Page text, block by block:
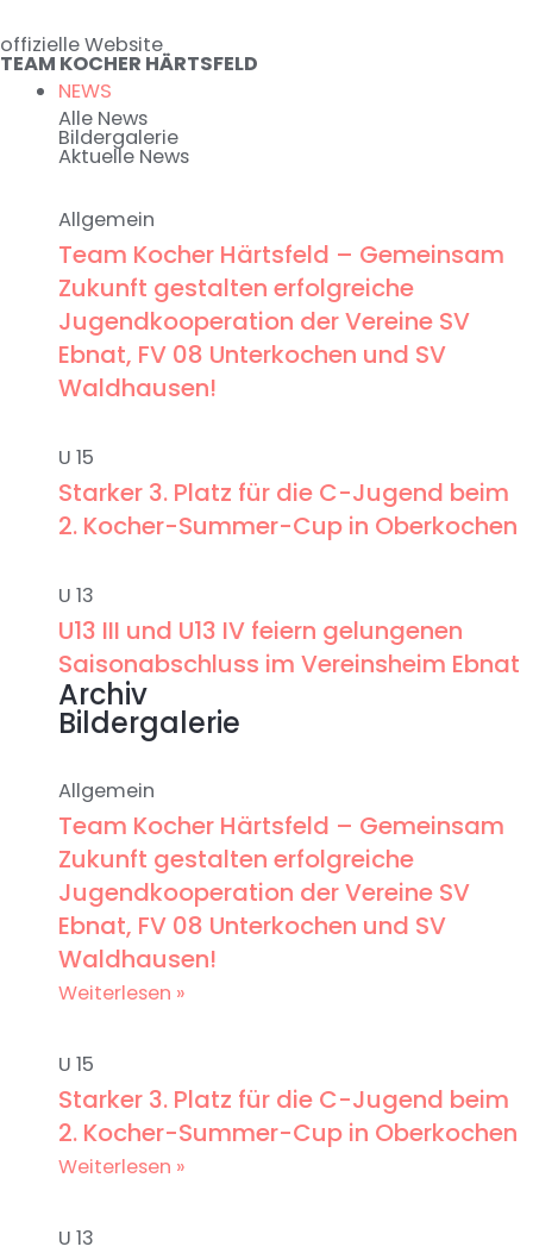
Inhalt
springen
offizielle Website
TEAM KOCHER HÄRTSFELD
NEWS
Alle News
Bildergalerie
Aktuelle News
Allgemein
Team Kocher Härtsfeld – Gemeinsam
Zukunft gestalten erfolgreiche
Jugendkooperation der Vereine SV
Ebnat, FV 08 Unterkochen und SV
Waldhausen!
U 15
Starker 3. Platz für die C-Jugend beim
2. Kocher-Summer-Cup in Oberkochen
U 13
U13 III und U13 IV feiern gelungenen
Saisonabschluss im Vereinsheim Ebnat
Archiv
Bildergalerie
Allgemein
Team Kocher Härtsfeld – Gemeinsam
Zukunft gestalten erfolgreiche
Jugendkooperation der Vereine SV
Ebnat, FV 08 Unterkochen und SV
Waldhausen!
Weiterlesen »
U 15
Starker 3. Platz für die C-Jugend beim
2. Kocher-Summer-Cup in Oberkochen
Weiterlesen »
U 13